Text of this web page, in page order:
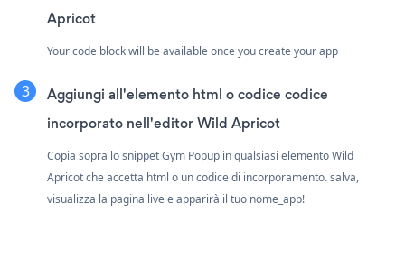
Apricot
Your code block will be available once you create your app
Aggiungi all'elemento html o codice codice
incorporato nell'editor Wild Apricot
Copia sopra lo snippet Gym Popup in qualsiasi elemento Wild
Apricot che accetta html o un codice di incorporamento. salva,
visualizza la pagina live e apparirà il tuo nome_app!